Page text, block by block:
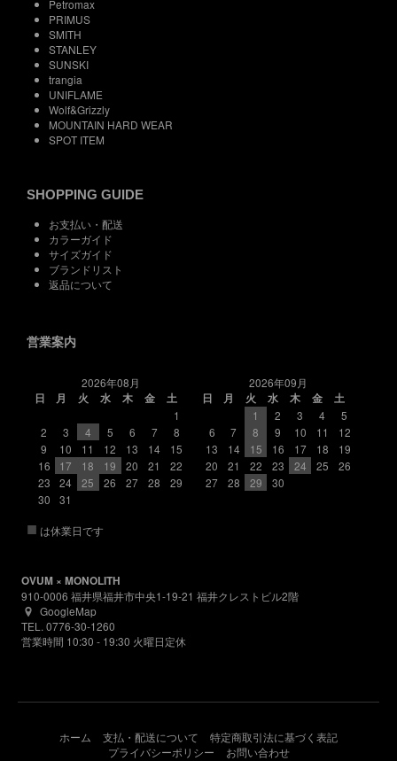
Petromax
PRIMUS
SMITH
STANLEY
SUNSKI
trangia
UNIFLAME
Wolf&Grizzly
MOUNTAIN HARD WEAR
SPOT ITEM
SHOPPING GUIDE
お支払い・配送
カラーガイド
サイズガイド
ブランドリスト
返品について
営業案内
2026年08月
日
月 火 水 木 金
土
1
2
3 4 5 6 7
8
9
10 11 12 13 14
15
16
17 18 19 20 21
22
23
24 25 26 27 28
29
30
31
2026年09月
日
月 火 水 木 金
土
1
2 3 4
5
6
7 8 9 10 11
12
13
14 15 16 17 18
19
20
21 22 23 24 25
26
27
28 29 30
■ は休業日です
OVUM × MONOLITH
910-0006 福井県福井市中央1-19-21 福井クレストビル2階
GoogleMap
TEL. 0776-30-1260
営業時間 10:30 - 19:30 火曜日定休
ホーム 支払・配送について
特定商取引法に基づく表記
プライバシーポリシー
お問い合わせ